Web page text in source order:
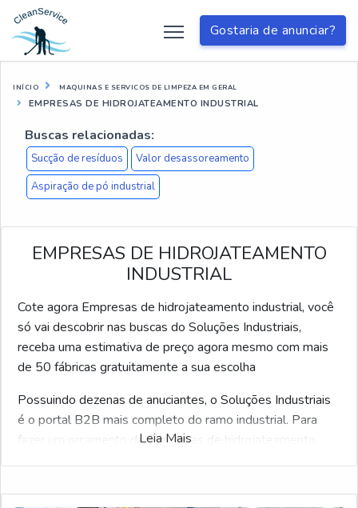
Gostaria de anunciar?
INÍCIO MAQUINAS E SERVICOS DE LIMPEZA EM GERAL
EMPRESAS DE HIDROJATEAMENTO INDUSTRIAL
Buscas relacionadas:
Sucção de resíduos
Valor desassoreamento
Aspiração de pó industrial
EMPRESAS DE HIDROJATEAMENTO
INDUSTRIAL
Cote agora Empresas de hidrojateamento industrial, você
só vai descobrir nas buscas do Soluções Industriais,
receba uma estimativa de preço agora mesmo com mais
de 50 fábricas gratuitamente a sua escolha
Possuindo dezenas de anuciantes, o Soluções Industriais
é o portal B2B mais completo do ramo industrial. Para
fazer um orçamento de Empresas de hidrojateamento
Veja também:Limpeza de Fossa|Limpeza de Caixa
Leia Mais